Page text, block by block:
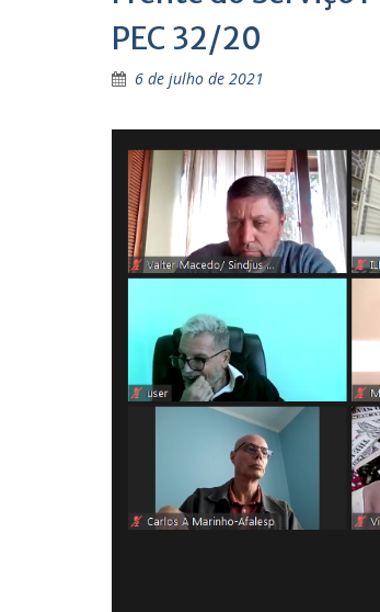
PEC 32/20
6 de julho de 2021